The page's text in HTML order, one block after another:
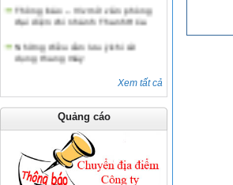
đại diện chi nhánh Thanh Hóa
dụng thang máy
Thông báo chuyển văn phòng
Xem tất cả
Quảng cáo